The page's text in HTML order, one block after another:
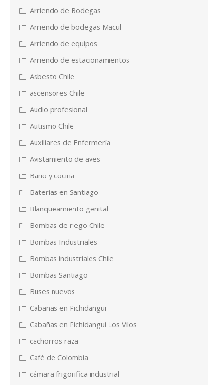
Arriendo de Bodegas
Arriendo de bodegas Macul
Arriendo de equipos
Arriendo de estacionamientos
Asbesto Chile
ascensores Chile
Audio profesional
Autismo Chile
Auxiliares de Enfermería
Avistamiento de aves
Baño y cocina
Baterias en Santiago
Blanqueamiento genital
Bombas de riego Chile
Bombas Industriales
Bombas industriales Chile
Bombas Santiago
Buses nuevos
Cabañas en Pichidangui
Cabañas en Pichidangui Los Vilos
cachorros raza
Café de Colombia
cámara frigorifica industrial